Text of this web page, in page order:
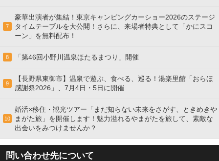
7
豪華出演者が集結！東京キャンピングカーショー2026のステージ
タイムテーブルを大公開！さらに、来場者特典として「かにスコ
ーン」を無料配布！
8 「第46回小野川温泉ほたるまつり」開催
9
【長野県東御市】温泉で遊ぶ、食べる、巡る！湯楽里館「おらほ
感謝祭2026」、7月4日・5日に開催
10
婚活×移住・観光ツアー「まだ知らない未来をさがす、ときめきや
まがた旅」を開催します！魅力溢れるやまがたを旅して、素敵な
出会いをみつけませんか？
問い合わせ先について